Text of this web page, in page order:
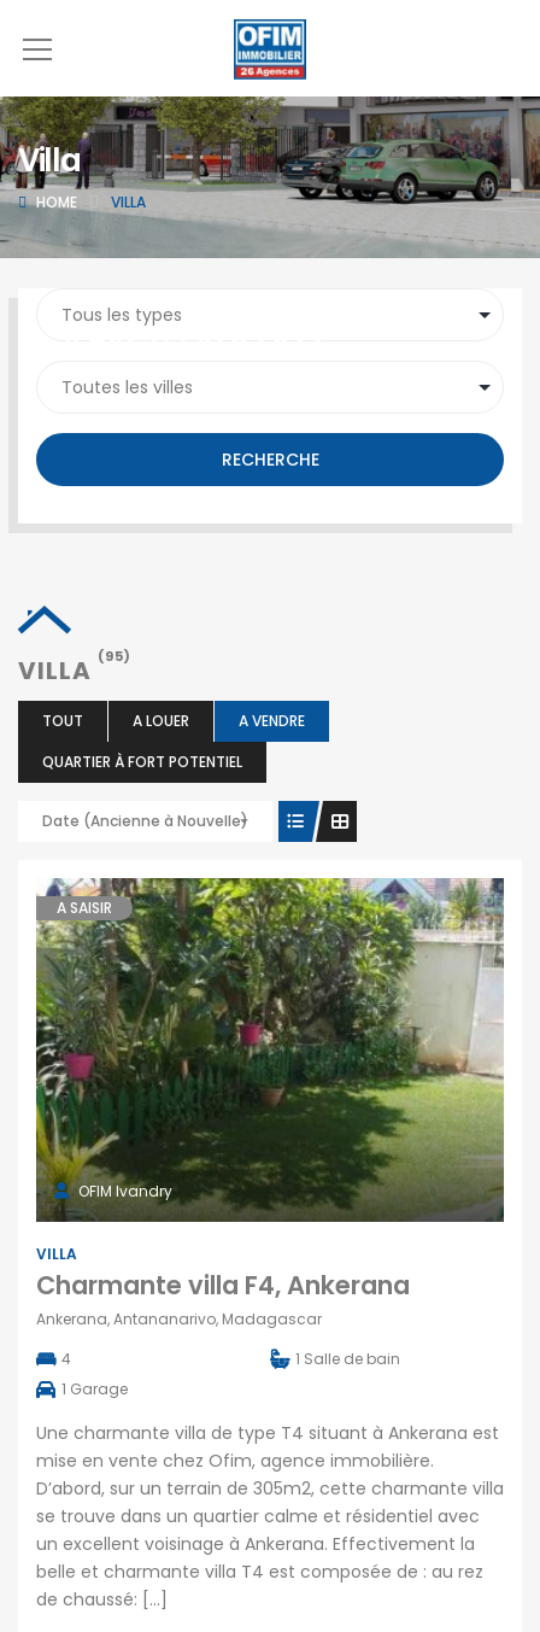
Villa
HOME VILLA
SEARCH PROPERTY
RECHERCHE
VILLA (95)
TOUT A LOUER
A VENDRE
QUARTIER À FORT POTENTIEL
Date (Ancienne à Nouvelle)
A SAISIR
OFIM Ivandry
VILLA
Charmante villa F4, Ankerana
Ankerana, Antananarivo, Madagascar
4
1 Salle de bain
1 Garage
Une charmante villa de type T4 situant à Ankerana est
mise en vente chez Ofim, agence immobilière.
D’abord, sur un terrain de 305m2, cette charmante villa
se trouve dans un quartier calme et résidentiel avec
un excellent voisinage à Ankerana. Effectivement la
belle et charmante villa T4 est composée de : au rez
de chaussé: […]